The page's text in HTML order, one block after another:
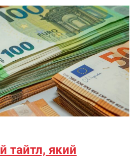
тайтл, який